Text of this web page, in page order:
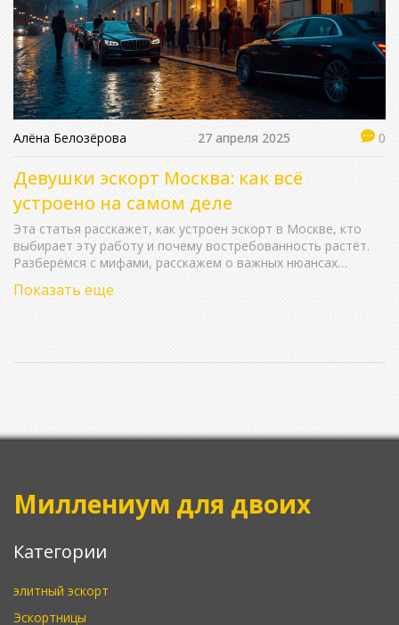
Алёна Белозёрова 27 апреля 2025 0
Девушки эскорт Москва: как всё
устроено на самом деле
Эта статья расскажет, как устроен эскорт в Москве, кто
выбирает эту работу и почему востребованность растёт.
Разберёмся с мифами, расскажем о важных нюансах
обратить внимание при выборе эскорт-услуг. Поделимся
Показать еще
Миллениум для двоих
Категории
элитный эскорт
Эскортницы